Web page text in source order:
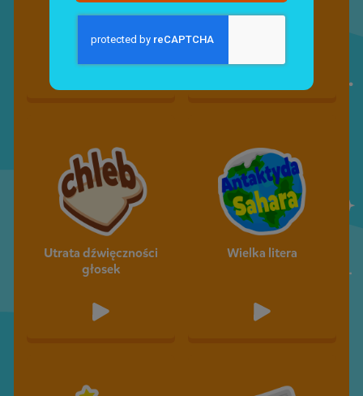
Przymiotniki z
Skróty
Utrata dźwięczności
głosek
Wielka litera